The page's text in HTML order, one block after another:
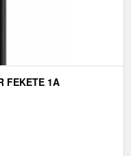
FEKETE 1A